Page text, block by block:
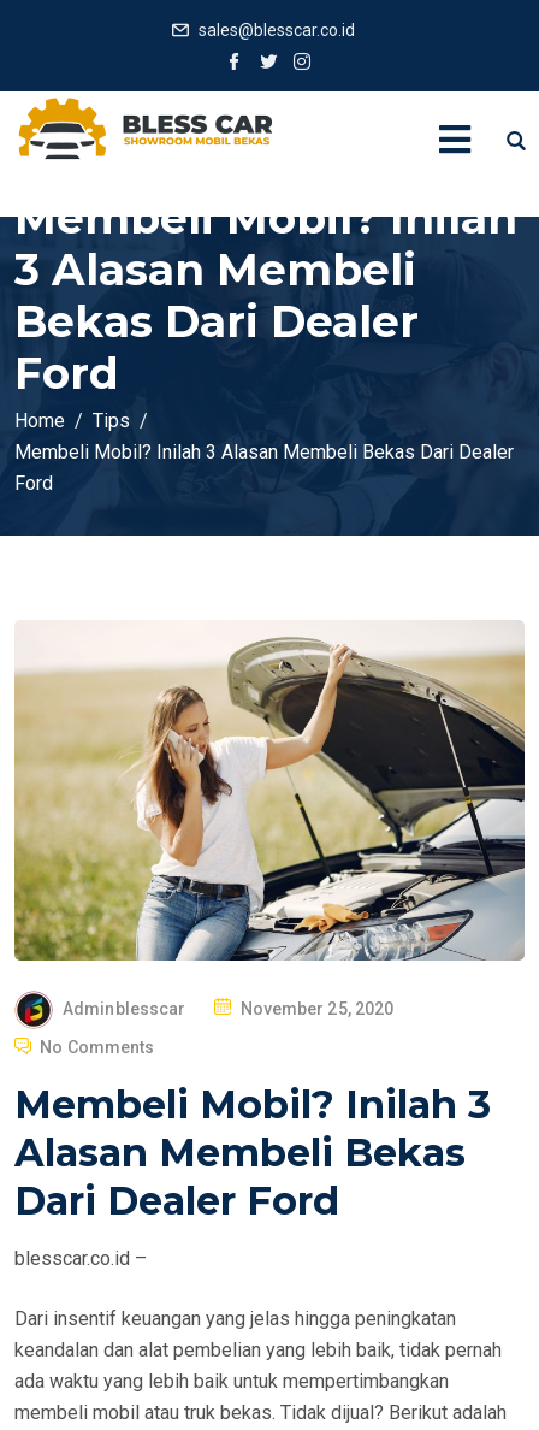
sales@blesscar.co.id
Membeli Mobil? Inilah
3 Alasan Membeli
Bekas Dari Dealer
Ford
Home
Tips
Membeli Mobil? Inilah 3 Alasan Membeli Bekas Dari Dealer
Ford
Adminblesscar
P
T
O
November 25, 2020
No Comments
Membeli Mobil? Inilah 3
Alasan Membeli Bekas
Dari Dealer Ford
blesscar.co.id –
Dari insentif keuangan yang jelas hingga peningkatan
keandalan dan alat pembelian yang lebih baik, tidak pernah
ada waktu yang lebih baik untuk mempertimbangkan
membeli mobil atau truk bekas. Tidak dijual? Berikut adalah